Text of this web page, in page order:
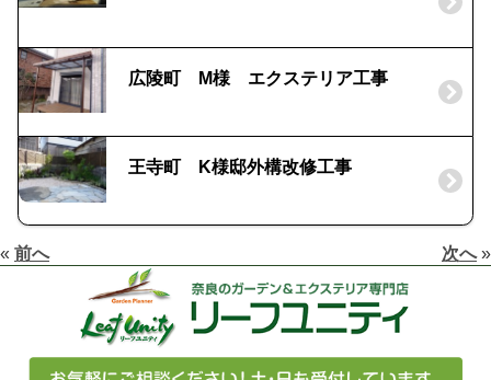
広陵町 M様 エクステリア工事
王寺町 K様邸外構改修工事
« 前へ 次へ»